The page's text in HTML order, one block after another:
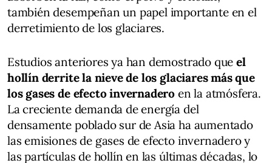
también desempeñan un papel importante en el
derretimiento de los glaciares.
Estudios anteriores ya han demostrado queel
hollín derrite la nieve de los glaciares más que
los gases de efecto invernadero en la atmósfera.
La creciente demanda de energía del
densamente poblado sur de Asia ha aumentado
las emisiones de gases de efecto invernadero y
las partículas de hollín en las últimas décadas, lo